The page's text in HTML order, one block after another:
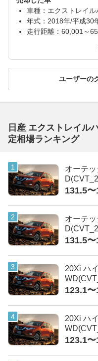
車種：エクストレイ
年式：2018年/平成30
走行距離：60,001～
ユーザーの
日産 エクストレイル
定相場ランキング
オーテ
131.5
オーテ
131.5
20Xi ハ
123.1
20Xi ハ
123.1